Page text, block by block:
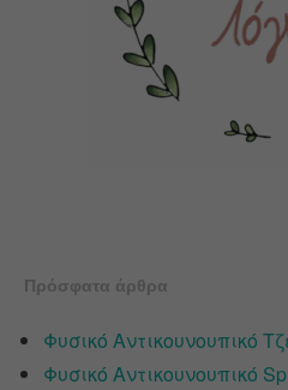
Πρόσφατα άρθρα
Φυσικό Αντικουνουπικό
Φυσικό Αντικουνουπικό